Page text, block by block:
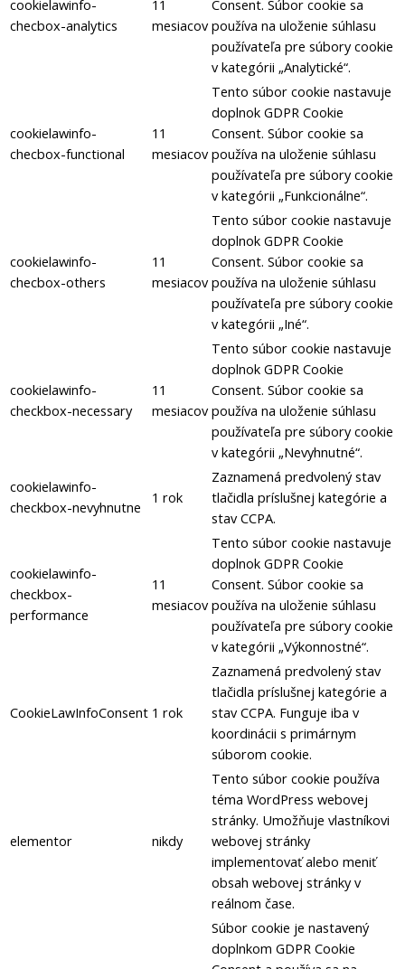
cookielawinfo-
checbox-analytics
11
mesiacov
Consent. Súbor cookie sa
používa na uloženie súhlasu
používateľa pre súbory cookie
v kategórii „Analytické“.
cookielawinfo-
checbox-functional
11
mesiacov
Tento súbor cookie nastavuje
doplnok GDPR Cookie
Consent. Súbor cookie sa
používa na uloženie súhlasu
používateľa pre súbory cookie
v kategórii „Funkcionálne“.
cookielawinfo-
checbox-others
11
mesiacov
Tento súbor cookie nastavuje
doplnok GDPR Cookie
Consent. Súbor cookie sa
používa na uloženie súhlasu
používateľa pre súbory cookie
v kategórii „Iné“.
cookielawinfo-
checkbox-necessary
11
mesiacov
Tento súbor cookie nastavuje
doplnok GDPR Cookie
Consent. Súbor cookie sa
používa na uloženie súhlasu
používateľa pre súbory cookie
v kategórii „Nevyhnutné“.
cookielawinfo-
checkbox-nevyhnutne
1 rok
Zaznamená predvolený stav
tlačidla príslušnej kategórie a
stav CCPA.
cookielawinfo-
checkbox-
performance
11
mesiacov
Tento súbor cookie nastavuje
doplnok GDPR Cookie
Consent. Súbor cookie sa
používa na uloženie súhlasu
používateľa pre súbory cookie
v kategórii „Výkonnostné“.
CookieLawInfoConsent 1 rok
Zaznamená predvolený stav
tlačidla príslušnej kategórie a
stav CCPA. Funguje iba v
koordinácii s primárnym
súborom cookie.
elementor nikdy
Tento súbor cookie používa
téma WordPress webovej
stránky. Umožňuje vlastníkovi
webovej stránky
implementovať alebo meniť
obsah webovej stránky v
reálnom čase.
Súbor cookie je nastavený
doplnkom GDPR Cookie